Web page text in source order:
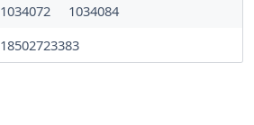
1034072
1034084
18502723383